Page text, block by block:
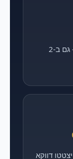
קולט כל פנייה, מסנן ומקבע פגישה — גם ב-2
בונים את התוכן שלך כך שמנועי ה-AI יצטטו דווקא